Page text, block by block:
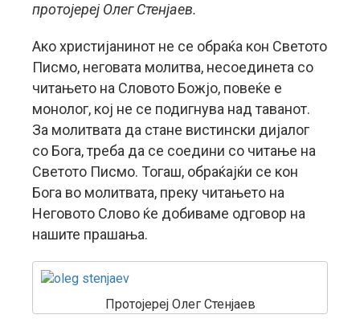
протојереј Олег Стенјаев.
Aко христијанинот не се обраќа кон Светото
Писмо, неговата молитва, несоединета со
читањето на Словото Божјо, повеќе е
монолог, кој не се подигнува над таванот.
За молитвата да стане вистински дијалог
со Бога, треба да се соедини со читање на
Светото Писмо. Тогаш, обраќајќи се кон
Бога во молитвата, преку читањето на
Неговото Слово ќе добиваме одговор на
нашите прашања.
Протојереј Олег Стенјаев